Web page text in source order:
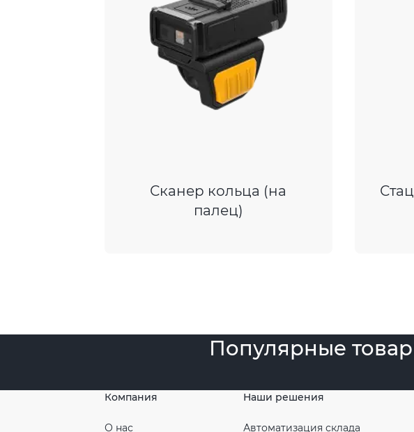
Сканер кольца (на
палец)
Популярные
Компания
О нас
Наши решения
Автоматизация склада